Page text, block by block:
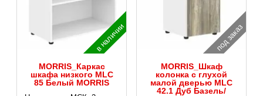
в наличии
MORRIS_Каркас
шкафа низкого MLC
85 Белый MORRIS
под заказ
MORRIS_Шкаф
колонка с глухой
малой дверью MLC
42.1 Дуб Базель/